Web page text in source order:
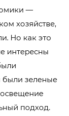
—
хозяйстве,
Но как это
интересны
были зеленые
подход.